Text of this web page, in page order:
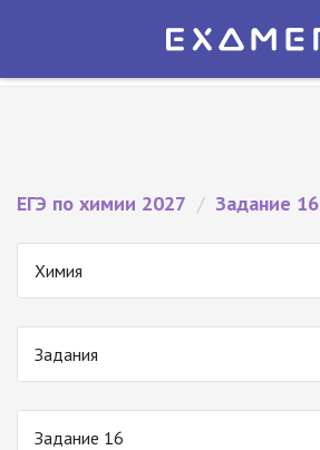
Экзамер — ЕГЭ 2027
ЕГЭ по химии 2027 / Задание 16
Химия
Задания
Задание 16